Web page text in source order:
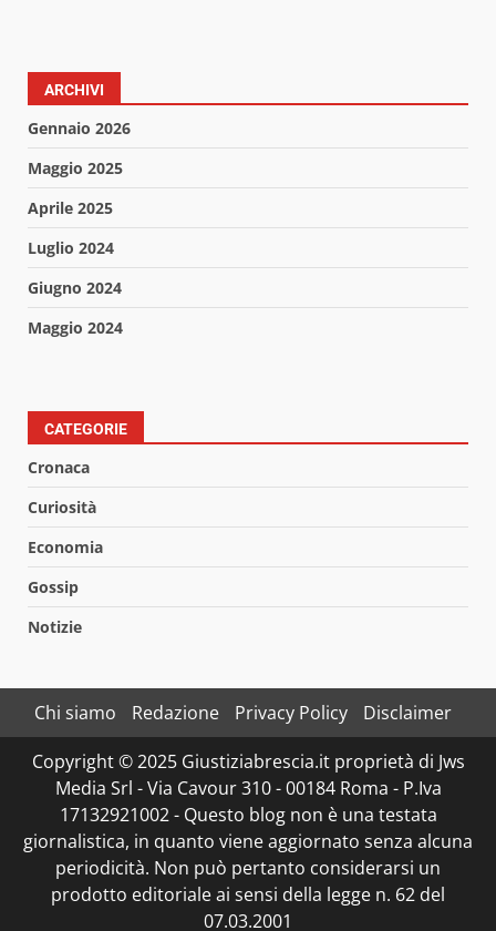
ARCHIVI
Gennaio 2026
Maggio 2025
Aprile 2025
Luglio 2024
Giugno 2024
Maggio 2024
CATEGORIE
Cronaca
Curiosità
Economia
Gossip
Notizie
Chi siamo Redazione Privacy Policy
Disclaimer
Copyright © 2025 Giustiziabrescia.it proprietà di Jws
Media Srl - Via Cavour 310 - 00184 Roma - P.Iva
17132921002 - Questo blog non è una testata
giornalistica, in quanto viene aggiornato senza alcuna
periodicità. Non può pertanto considerarsi un
prodotto editoriale ai sensi della legge n. 62 del
07.03.2001